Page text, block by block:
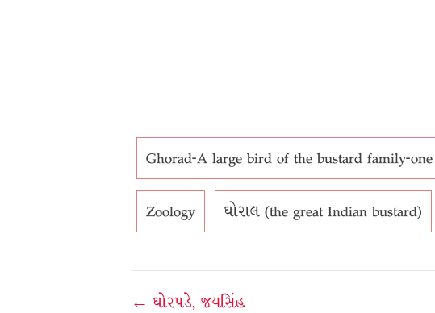
Ghorad-A large bird of the bustard family-
Zoology ઘોરાલ (the great Indian bustard)
Post
← ઘોરપડે, જયસિંહ